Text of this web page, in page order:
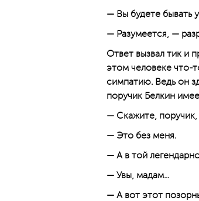
— Вы будете бывать
— Разумеется, —
Ответ вызвал тик и
этом человеке что-
симпатию. Ведь он
поручик Белкин
— Скажите, поручик,
— Это без меня.
— А в той
— Увы, мадам...
— А вот этот